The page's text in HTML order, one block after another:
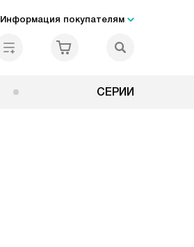
Информация покупателям
СЕРИИ